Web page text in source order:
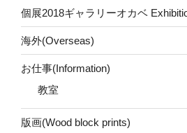
個展2018ギャラリーオカベ
海外(Overseas)
お仕事(Information)
教室
版画(Wood block prints)